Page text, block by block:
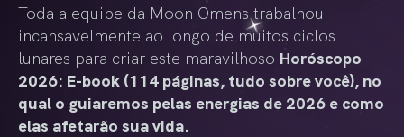
Toda a equipe da Moon Omens trabalhou
incansavelmente ao longo de muitos ciclos
lunares para criar este maravilhoso Horóscopo
2026: E-book (114 páginas, tudo sobre você), no
qual o guiaremos pelas energias de 2026 e como
elas afetarão sua vida.